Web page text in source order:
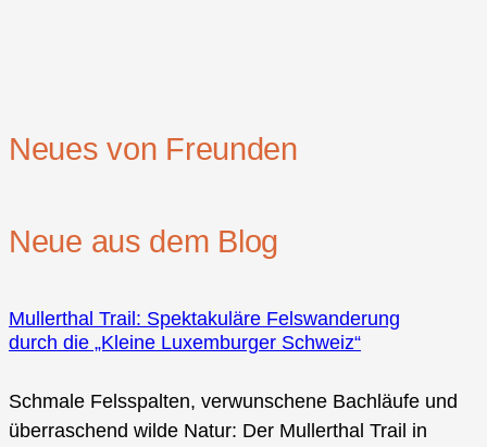
Neues von Freunden
Neue aus dem Blog
Mullerthal Trail: Spektakuläre Felswanderung
durch die „Kleine Luxemburger Schweiz“
Schmale Felsspalten, verwunschene Bachläufe und
überraschend wilde Natur: Der Mullerthal Trail in